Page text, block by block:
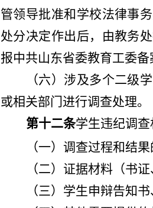
管领导批准和学校法律事
处分决定作出后，由教务
报中共山东省委教育工委备
（六）涉及多个二级
或相关部门进行调查处理。
第十二条学生违纪调查
（一）调查过程和结果
（二）证据材料（书
（三）学生申辩告知